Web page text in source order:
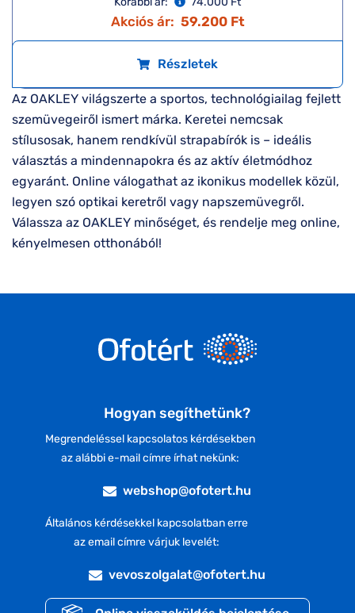
Akciós ár: 59.200 Ft
Részletek
Az OAKLEY világszerte a sportos, technológiailag fejlett
szemüvegeiről ismert márka. Keretei nemcsak
stílusosak, hanem rendkívül strapabírók is – ideális
választás a mindennapokra és az aktív életmódhoz
egyaránt. Online válogathat az ikonikus modellek közül,
legyen szó optikai keretről vagy napszemüvegről.
Válassza az OAKLEY minőséget, és rendelje meg online,
kényelmesen otthonából!
Hogyan segíthetünk?
Megrendeléssel kapcsolatos kérdésekben
az alábbi e-mail címre írhat nekünk:
webshop@ofotert.hu
Általános kérdésekkel kapcsolatban erre
az email címre várjuk levelét:
vevoszolgalat@ofotert.hu